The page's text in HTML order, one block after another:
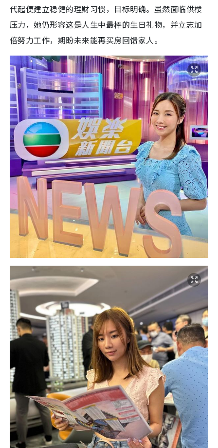
代起便建立稳健的理财习惯，目标明确。虽然面临供楼
压力，她仍形容这是人生中最棒的生日礼物，并立志加
倍努力工作，期盼未来能再买房回馈家人。